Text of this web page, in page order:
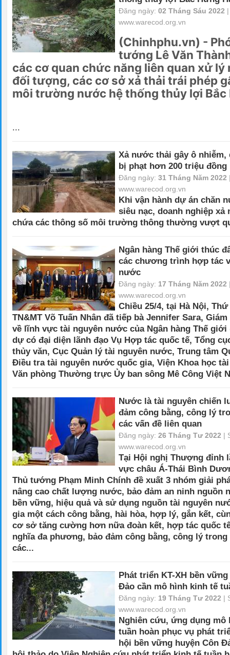
Đăng ngày: 02 Tháng Sáu 2022
www.warecod.org.vn
(Chinhphu.vn) -
tướng Lê Văn
các cơ quan chức năng liên quan xử lý
đối tượng, các cơ sở xả thải trái phép
môi trường nước hệ thống thủy lợi Bắc
...
Xả nước thải gây ô nhiễm,
bị phạt hơn 200 triệu đồng
Đăng ngày: 31 Tháng Năm 2022
www.warecod.org.vn
Khi vận hành dự án chăn
siêu nạc, doanh nghiệp xả
chứa các thông số môi trường thông thường vượt
Ngân hàng Thế giới thúc
các chương trình hợp tác
nước
Đăng ngày: 17 Tháng Năm 2022
www.warecod.org.vn
Chiều 25/4, tại Hà Nội,
TN&MT Võ Tuấn Nhân đã tiếp bà Jennifer Sara,
về lĩnh vực tài nguyên nước của Ngân hàng Thế giới
dự có đại diện lãnh đạo Vụ Hợp tác quốc tế, Tổng
thủy văn, Cục Quản lý tài nguyên nước, Trung tâm
Điều tra tài nguyên nước quốc gia, Viện Khoa học
Văn phòng Thường trực Ủy ban sông Mê Công Việt
Nước là tài nguyên chiến
đảm công bằng, công lý
các vấn đề liên quan
Đăng ngày: 26 Tháng Tư 2022 |
www.warecod.org.vn
Tại Hội nghị Thượng đỉnh
vực châu Á-Thái Bình
Thủ tướng Phạm Minh Chính đề xuất 3 nhóm giải
nâng cao chất lượng nước, bảo đảm an ninh nguồn
bền vững, hiệu quả và sử dụng nguồn tài nguyên
gia một cách công bằng, hài hòa, hợp lý, gắn kết,
cơ sở tăng cường hơn nữa đoàn kết, hợp tác quốc
nghĩa đa phương, bảo đảm công bằng, công lý
các...
Phát triển KT-XH bền
Đảo cần mô hình kinh tế
Đăng ngày: 19 Tháng Tư 2022 |
www.warecod.org.vn
Nghiên cứu, ứng dụng mô
tuần hoàn phục vụ phát
hội bền vững huyện Côn